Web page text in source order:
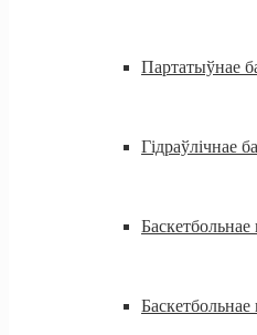
Партатыўнае
Гідраўлічнае